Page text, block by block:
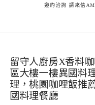
邀約洽詢 請來信
留守人廚房X香料
區大樓一樓異國料
理，桃園咖哩飯推
國料理餐廳